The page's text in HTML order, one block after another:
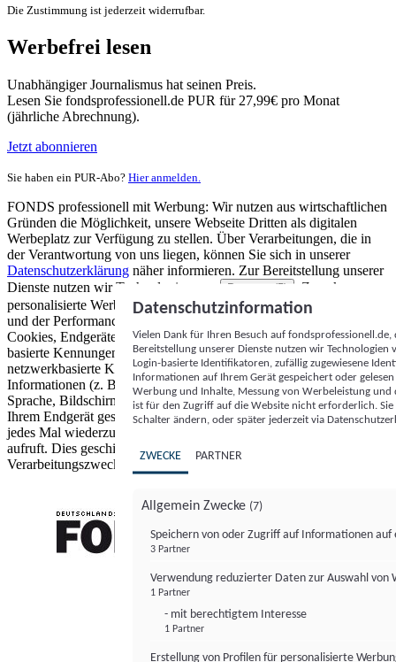
Die Zustimmung ist jederzeit widerrufbar.
Werbefrei lesen
Unabhängiger Journalismus hat seinen Preis.
Lesen Sie fondsprofessionell.de PUR für 27,99€ pro Monat
(jährliche Abrechnung).
Jetzt abonnieren
Sie haben ein PUR-Abo? Hier anmelden.
FONDS professionell mit Werbung: Wir nutzen aus wirtschaftlichen
Gründen die Möglichkeit, unsere Webseite Dritten als digitalen
Werbeplatz zur Verfügung zu stellen. Über Verarbeitungen, die in
der Verantwortung von uns liegen, können Sie sich in unserer
Datenschutzerklärung näher informieren. Zur Bereitstellung unserer
Dienste nutzen wir Technologien von
Partnern (5)
. Zwecke:
personalisierte Werbung und Inhalte, Messung von Werbeleistung
und der Performance von Inhalten sowie Zielgruppenforschung.
Cookies, Endgeräte- oder ähnliche Online-Kennungen (z. B. login-
basierte Kennungen, zufällig generierte Kennungen,
netzwerkbasierte Kennungen) können zusammen mit anderen
Informationen (z. B. Browsertyp und Browserinformationen,
Sprache, Bildschirmgröße, unterstützte Technologien usw.) auf
Ihrem Endgerät gespeichert oder von dort ausgelesen werden, um es
jedes Mal wiederzuerkennen, wenn es eine App oder einer Webseite
aufruft. Dies geschieht für einen oder mehrere der hier aufgeführten
Verarbeitungszwecke.
Datenschutzinformation
Vielen Dank für Ihren Besuch auf
Bereitstellung unserer Dienste nutzen wir Technologien
Login-basierte Identifikatoren, zufällig zugewiesene
Informationen auf Ihrem Gerät gespeichert oder
Werbung und Inhalte, Messung von Werbeleistung
ist für den Zugriff auf die Website nicht erforderlich.
Schalter ändern, oder später jederzeit via
ZWECKE PARTNER
Allgemein Zwecke (7)
Speichern von oder Zugriff auf Informationen auf
3 Partner
Verwendung reduzierter Daten zur Auswahl von
1 Partner
- mit berechtigtem Interesse
1 Partner
Erstellung von Profilen für personalisierte
FONDS professionell